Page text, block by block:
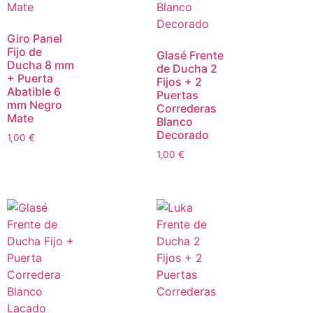
Giro Panel
Fijo de
Ducha 8 mm
+ Puerta
Abatible 6
mm Negro
Mate
1,00 €
Glasé Frente
de Ducha 2
Fijos + 2
Puertas
Correderas
Blanco
Decorado
1,00 €